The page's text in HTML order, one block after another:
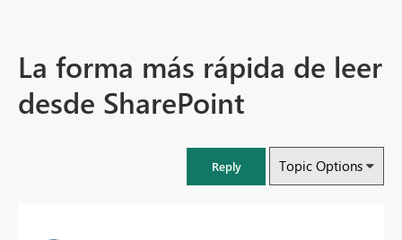
La forma más rápida de leer
desde SharePoint
Reply Topic Options